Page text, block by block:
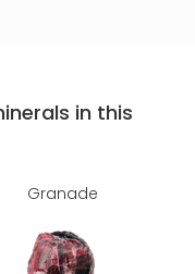
in this
Granade